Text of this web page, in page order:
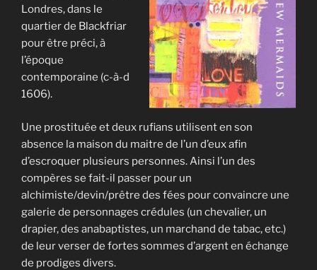
Londres, dans le
quartier de Blackfriar
pour être préci, à
l’époque
contemporaine (c-à-d
1606).
Une prostituée et deux rufians utilisent en son
absence la maison du maitre de l’un d’eux afin
d’escroquer plusieurs personnes. Ainsi l’un des
compères se fait-il passer pour un
alchimiste/devin/prêtre des fées pour convaincre une
galerie de personnages crédules (un chevalier, un
drapier, des anabaptistes, un marchand de tabac, etc.)
de leur verser de fortes sommes d’argent en échange
de prodiges divers.